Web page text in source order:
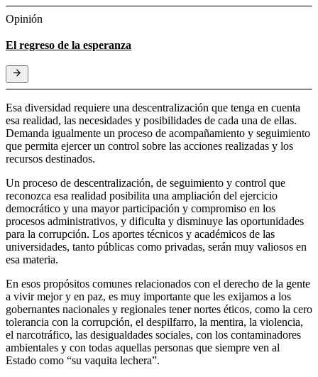
Opinión
El regreso de la esperanza
Esa diversidad requiere una descentralización que tenga en cuenta
esa realidad, las necesidades y posibilidades de cada una de ellas.
Demanda igualmente un proceso de acompañamiento y seguimiento
que permita ejercer un control sobre las acciones realizadas y los
recursos destinados.
Un proceso de descentralización, de seguimiento y control que
reconozca esa realidad posibilita una ampliación del ejercicio
democrático y una mayor participación y compromiso en los
procesos administrativos, y dificulta y disminuye las oportunidades
para la corrupción. Los aportes técnicos y académicos de las
universidades, tanto públicas como privadas, serán muy valiosos en
esa materia.
En esos propósitos comunes relacionados con el derecho de la gente
a vivir mejor y en paz, es muy importante que les exijamos a los
gobernantes nacionales y regionales tener nortes éticos, como la cero
tolerancia con la corrupción, el despilfarro, la mentira, la violencia,
el narcotráfico, las desigualdades sociales, con los contaminadores
ambientales y con todas aquellas personas que siempre ven al
Estado como “su vaquita lechera”.